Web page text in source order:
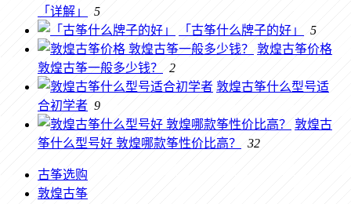
「详解」
5
「古筝什么牌子的好」
5
敦煌古筝价格
敦煌古筝一般多少钱？
2
敦煌古筝什么型号适
合初学者 9
敦煌古
筝什么型号好 敦煌哪款筝性价比高？
32
古筝选购
敦煌古筝